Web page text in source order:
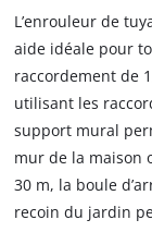
L’enrouleur de
aide idéale pour
raccordement de
utilisant les
support mural
mur de la maison
30 m, la boule
recoin du jardin